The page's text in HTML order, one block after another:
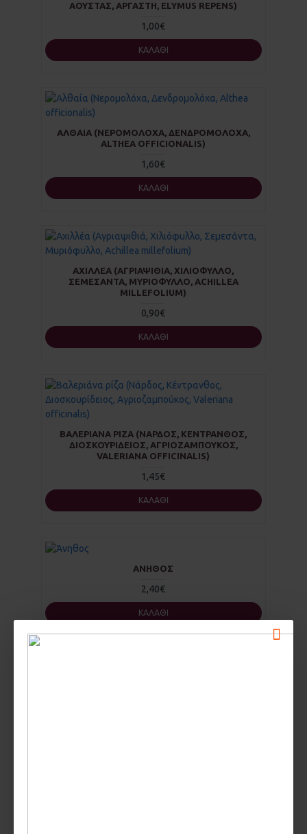
ΑΟΎΣΤΑΣ, ΆΡΓΑΣΤΗ, ELYMUS REPENS)
1,00€
ΚΑΛΆΘΙ
ΑΛΘΑΊΑ (ΝΕΡΟΜΟΛΌΧΑ, ΔΕΝΔΡΟΜΟΛΌΧΑ,
ALTHEA OFFICIONALIS)
1,60€
ΚΑΛΆΘΙ
ΑΧΙΛΛΈΑ (ΑΓΡΙΑΨΙΘΙΆ, ΧΙΛΙΌΦΥΛΛΟ,
ΣΕΜΕΣΆΝΤΑ, ΜΥΡΙΌΦΥΛΛΟ, ACHILLEA
MILLEFOLIUM)
0,90€
ΚΑΛΆΘΙ
ΒΑΛΕΡΙΆΝΑ ΡΊΖΑ (ΝΆΡΔΟΣ, ΚΈΝΤΡΑΝΘΟΣ,
ΔΙΟΣΚΟΥΡΊΔΕΙΟΣ, ΑΓΡΙΟΖΑΜΠΟΎΚΟΣ,
VALERIANA OFFICINALIS)
1,45€
ΚΑΛΆΘΙ
ΆΝΗΘΟΣ
2,40€
ΚΑΛΆΘΙ